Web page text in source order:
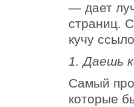
— дает
страниц.
кучу
1. Даешь
Самый
которые